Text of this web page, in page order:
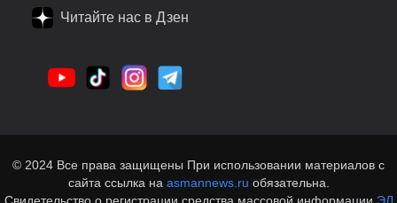
Читайте нас в Дзен
© 2024 Все права защищены При использовании материалов с
сайта ссылка на asmannews.ru обязательна.